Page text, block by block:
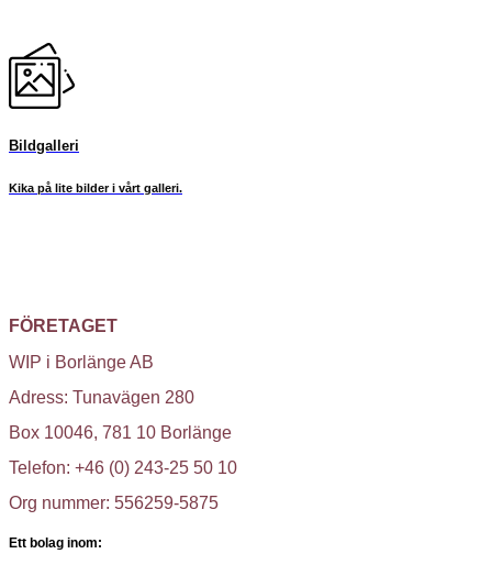
Bildgalleri
Kika på lite bilder i vårt galleri.
FÖRETAGET
WIP i Borlänge AB
Adress: Tunavägen 280
Box 10046, 781 10 Borlänge
Telefon: +46 (0) 243-25 50 10
Org nummer: 556259-5875
Ett bolag inom: